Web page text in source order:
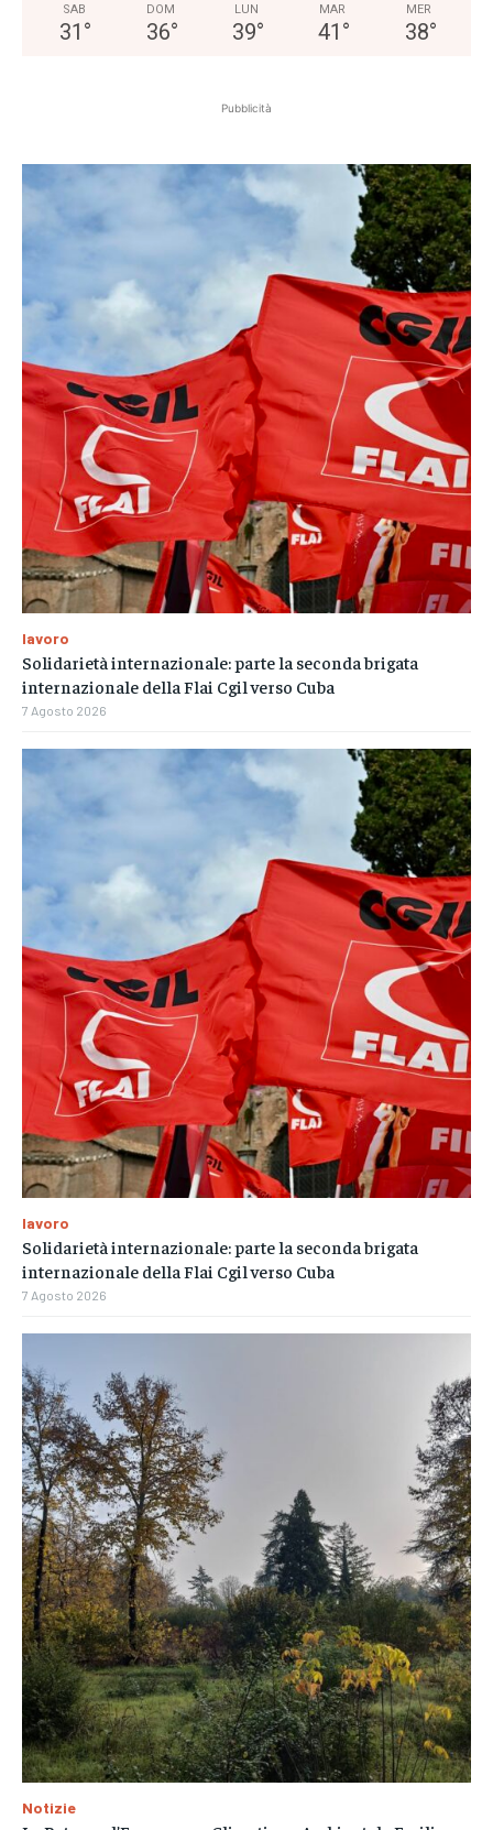
SAB
31 °
DOM
36°
LUN
39°
MAR
41 °
MER
38°
Pubblicità
lavoro
Solidarietà internazionale: parte la seconda brigata
internazionale della Flai Cgil verso Cuba
7 Agosto 2026
lavoro
Solidarietà internazionale: parte la seconda brigata
internazionale della Flai Cgil verso Cuba
7 Agosto 2026
Notizie